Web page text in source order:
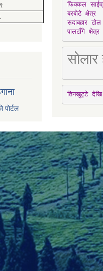
पोर्टल
फिक्कल
बरबोटे क्षेत्र
सदाबहार
पालटाँगे क्षेत्र
तिनखुट्टे देखि